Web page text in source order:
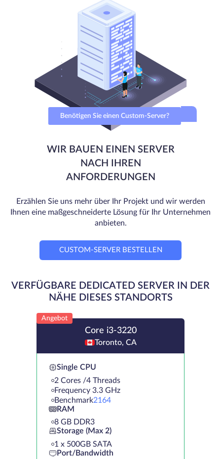
Benötigen Sie einen Custom-Server?
WIR BAUEN EINEN SERVER
NACH IHREN
ANFORDERUNGEN
Erzählen Sie uns mehr über Ihr Projekt und wir werden
Ihnen eine maßgeschneiderte Lösung für Ihr Unternehmen
anbieten.
CUSTOM-SERVER BESTELLEN
VERFÜGBARE DEDICATED SERVER IN DER
NÄHE DIESES STANDORTS
Angebot
Core i3-3220
Toronto, CA
Single CPU
2 Cores /4 Threads
Frequency 3.3 GHz
Benchmark2164
RAM
8 GB DDR3
Storage (Max 2)
1 х 500GB SATA
Port/Bandwidth